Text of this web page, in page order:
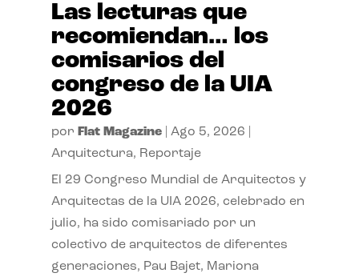
Las lecturas que
recomiendan… los
comisarios del
congreso de la UIA
2026
por Flat Magazine| Ago 5, 2026
Arquitectura, Reportaje
El 29 Congreso Mundial de Arquitectos y
Arquitectas de la UIA 2026, celebrado en
julio, ha sido comisariado por un
colectivo de arquitectos de diferentes
generaciones, Pau Bajet, Mariona